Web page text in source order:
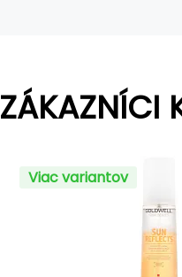
ZÁKAZNÍCI
Viac variantov